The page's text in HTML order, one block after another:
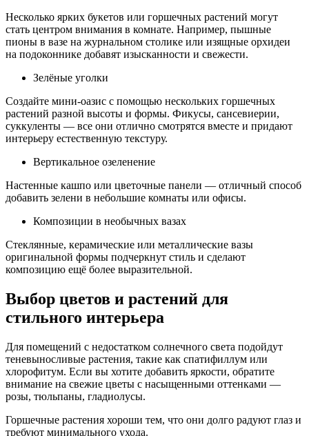
Несколько ярких букетов или горшечных растений могут
стать центром внимания в комнате. Например, пышные
пионы в вазе на журнальном столике или изящные орхидеи
на подоконнике добавят изысканности и свежести.
Зелёные уголки
Создайте мини-оазис с помощью нескольких горшечных
растений разной высоты и формы. Фикусы, сансевиерии,
суккуленты — все они отлично смотрятся вместе и придают
интерьеру естественную текстуру.
Вертикальное озеленение
Настенные кашпо или цветочные панели — отличный способ
добавить зелени в небольшие комнаты или офисы.
Композиции в необычных вазах
Стеклянные, керамические или металлические вазы
оригинальной формы подчеркнут стиль и сделают
композицию ещё более выразительной.
Выбор цветов и растений для
стильного интерьера
Для помещений с недостатком солнечного света подойдут
теневыносливые растения, такие как спатифиллум или
хлорофитум. Если вы хотите добавить яркости, обратите
внимание на свежие цветы с насыщенными оттенками —
розы, тюльпаны, гладиолусы.
Горшечные растения хороши тем, что они долго радуют глаз и
требуют минимального ухода.